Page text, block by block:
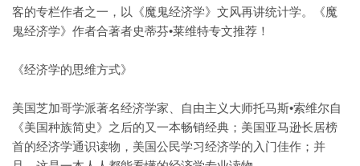
客的专栏作者之一，以《魔鬼经济学》文风再讲统计学。《魔
鬼经济学》作者合著者史蒂芬•莱维特专文推荐！
《经济学的思维方式》
美国芝加哥学派著名经济学家、自由主义大师托马斯•索维尔自
《美国种族简史》之后的又一本畅销经典；美国亚马逊长居榜
首的经济学通识读物，美国公民学习经济学的入门佳作；并